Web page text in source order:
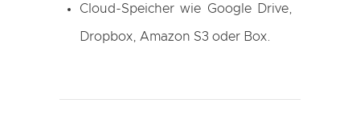
Cloud-Speicher wie Google Drive,
Dropbox, Amazon S3 oder Box.